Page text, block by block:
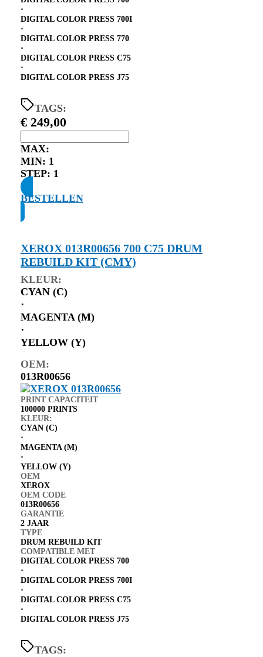
⋅
DIGITAL COLOR PRESS 700I
⋅
DIGITAL COLOR PRESS 770
⋅
DIGITAL COLOR PRESS C75
⋅
DIGITAL COLOR PRESS J75
TAGS:
€ 249,00
MAX:
MIN: 1
STEP: 1
BESTELLEN
XEROX 013R00656 700 C75 DRUM
REBUILD KIT (CMY)
KLEUR:
CYAN (C)
⋅
MAGENTA (M)
⋅
YELLOW (Y)
OEM:
013R00656
PRINT CAPACITEIT
100000 PRINTS
KLEUR:
CYAN (C)
⋅
MAGENTA (M)
⋅
YELLOW (Y)
OEM
XEROX
OEM CODE
013R00656
GARANTIE
2 JAAR
TYPE
DRUM REBUILD KIT
COMPATIBLE MET
DIGITAL COLOR PRESS 700
⋅
DIGITAL COLOR PRESS 700I
⋅
DIGITAL COLOR PRESS C75
⋅
DIGITAL COLOR PRESS J75
TAGS: